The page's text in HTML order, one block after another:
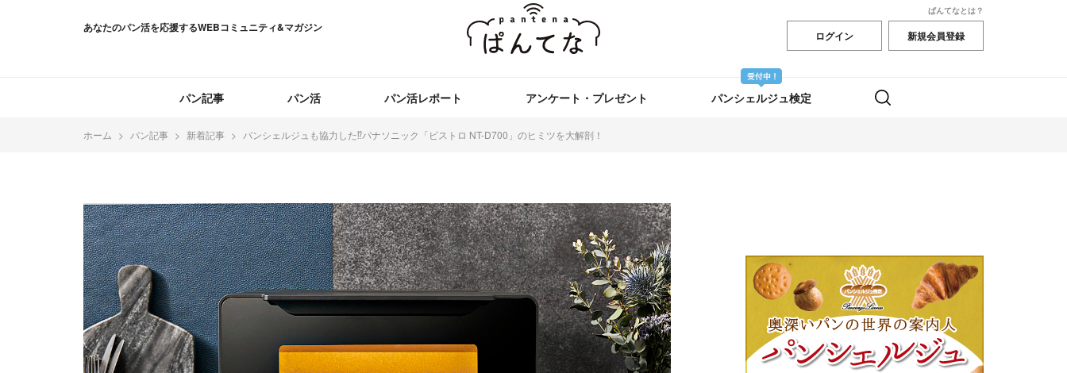
あなたのパン活を応援するWEBコミュニティ&マガジン
ぱんてなとは？
ログイン 新規会員登録
パン記事 パン活 パン活レポート アンケート・プレゼント パンシェルジュ検定
ホーム パン記事 新着記事 パンシェルジュも協力した⁉パナソニック「ビストロ NT-D700」のヒミツを大解剖！